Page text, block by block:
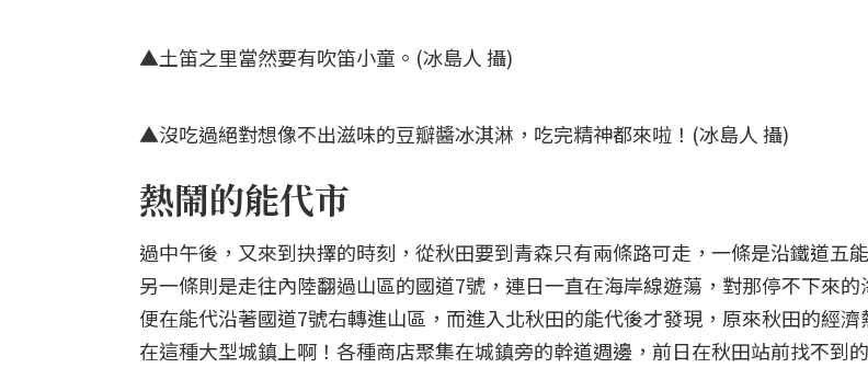
▲土笛之里當然要有吹笛小童。(冰島人 攝)
▲沒吃過絕對想像不出滋味的豆瓣醬冰淇淋，吃完精神都來啦！(冰島人 攝)
熱鬧的能代市
過中午後，又來到抉擇的時刻，從秋田要到青森只有兩條路可走，一條是沿鐵道五
另一條則是走往內陸翻過山區的國道7號，連日一直在海岸線遊蕩，對那停不下來的
便在能代沿著國道7號右轉進山區，而進入北秋田的能代後才發現，原來秋田的經
在這種大型城鎮上啊！各種商店聚集在城鎮旁的幹道週邊，前日在秋田站前找不到